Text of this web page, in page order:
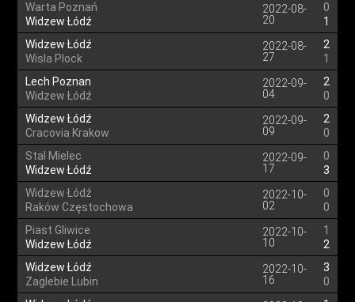
Warta Poznań
Widzew Łódź
2022-08-
20
0
1
Widzew Łódź
Wisla Plock
2022-08-
27
2
1
Lech Poznan
Widzew Łódź
2022-09-
04
2
0
Widzew Łódź
Cracovia Krakow
2022-09-
09
2
0
Stal Mielec
Widzew Łódź
2022-09-
17
0
3
Widzew Łódź
Raków Częstochowa
2022-10-
02
0
0
Piast Gliwice
Widzew Łódź
2022-10-
10
1
2
Widzew Łódź
Zaglebie Lubin
2022-10-
16
3
0